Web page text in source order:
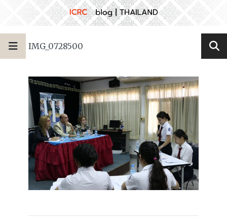
IMG_0728500